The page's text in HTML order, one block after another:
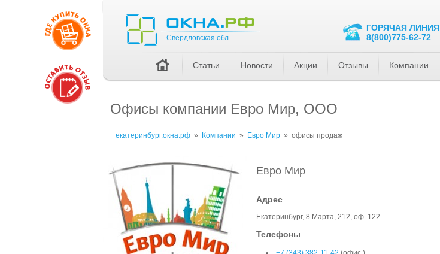
Офисы компании Евро Мир, ООО
екатеринбург.окна.рф » Компании » Евро Мир » офисы продаж
Евро Мир
Адрес
Екатеринбург, 8 Марта, 212, оф. 122
Телефоны
Свердловская обл.
ГОРЯЧАЯ ЛИНИЯ
8(800)775-62-72
Статьи Новости Акции Отзывы Компании